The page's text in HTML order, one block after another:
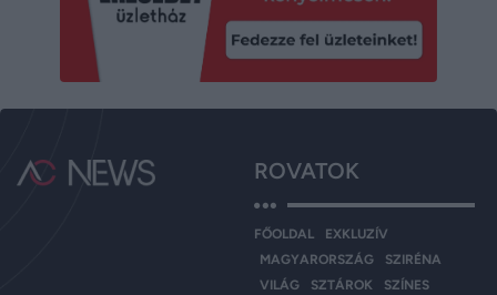
ROVATOK
FŐOLDAL
EXKLUZÍV
MAGYARORSZÁG
SZIRÉNA
VILÁG
SZTÁROK
SZÍNES